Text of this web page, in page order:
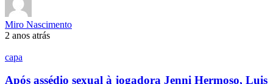
Miro Nascimento
2 anos atrás
capa
Após assédio sexual à jogadora Jenni Hermoso, Luis